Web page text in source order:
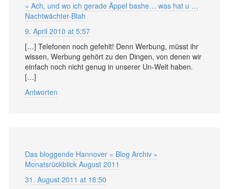
» Ach, und wo ich gerade Äppel bashe… was hat u …
Nachtwächter-Blah
9. April 2010 at 5:57
[…] Telefonen noch gefehlt! Denn Werbung, müsst ihr
wissen, Werbung gehört zu den Dingen, von denen wir
einfach noch nicht genug in unserer Un-Welt haben.
[…]
Antworten
Das bloggende Hannover » Blog Archiv »
Monatsrückblick August 2011
31. August 2011 at 18:50